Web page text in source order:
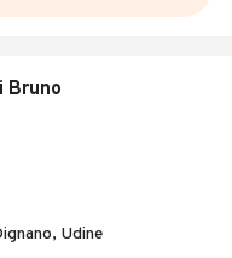
Bruno
Udine